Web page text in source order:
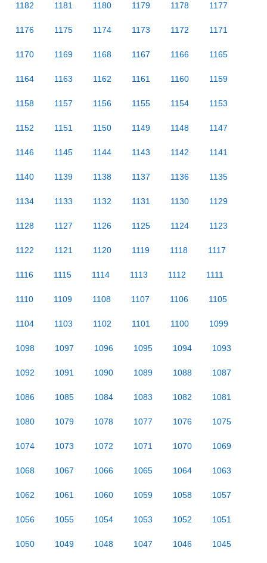
1182 1181 1180 1179 1178 1177
1176 1175 1174 1173 1172 1171
1170 1169 1168 1167 1166 1165
1164 1163 1162 1161 1160 1159
1158 1157 1156 1155 1154 1153
1152 1151 1150 1149 1148 1147
1146 1145 1144 1143 1142 1141
1140 1139 1138 1137 1136 1135
1134 1133 1132 1131 1130 1129
1128 1127 1126 1125 1124 1123
1122 1121 1120 1119 1118 1117
1116 1115 1114 1113 1112 1111
1110 1109 1108 1107 1106 1105
1104 1103 1102 1101 1100 1099
1098 1097 1096 1095 1094 1093
1092 1091 1090 1089 1088 1087
1086 1085 1084 1083 1082 1081
1080 1079 1078 1077 1076 1075
1074 1073 1072 1071 1070 1069
1068 1067 1066 1065 1064 1063
1062 1061 1060 1059 1058 1057
1056 1055 1054 1053 1052 1051
1050 1049 1048 1047 1046 1045